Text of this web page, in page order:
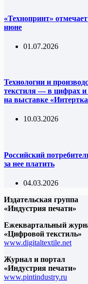
«Технопринт»
июне
01.07.2026
Технологии и
текстиля — в цифрах и
на выставке
10.03.2026
Российский
за нее платить
04.03.2026
Издательская группа
«Индустрия печати»
Ежеквартальный
«Цифровой текстиль»
www.digitaltextile.net
Журнал и портал
«Индустрия печати»
www.pintindustry.ru